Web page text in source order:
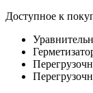
Доступное к